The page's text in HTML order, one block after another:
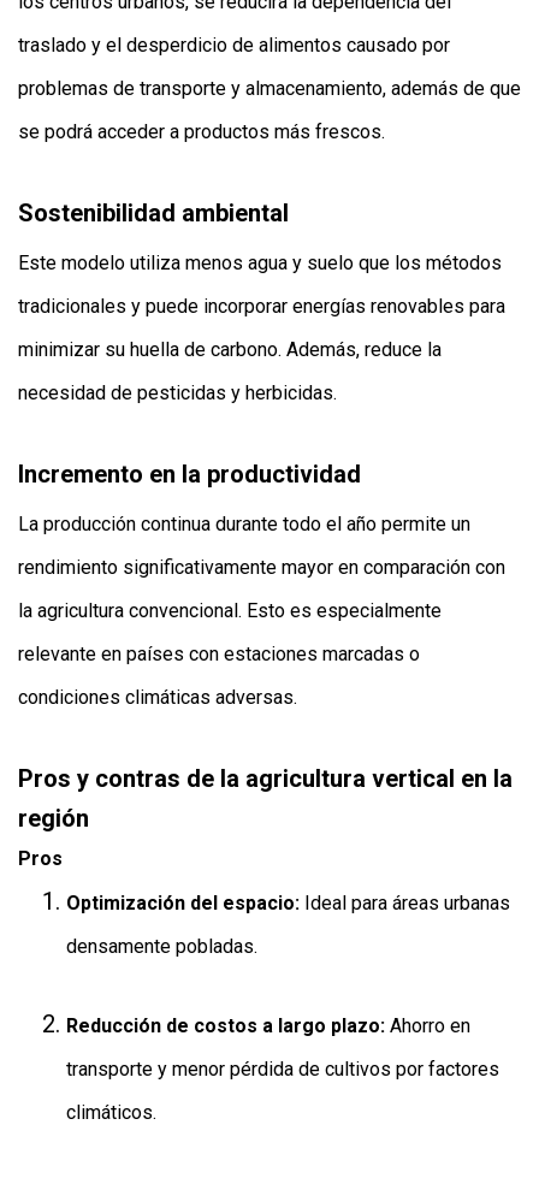
traslado y el desperdicio de alimentos causado por
problemas de transporte y almacenamiento, además de que
se podrá acceder a productos más frescos.
Sostenibilidad ambiental
Este modelo utiliza menos agua y suelo que los métodos
tradicionales y puede incorporar energías renovables para
minimizar su huella de carbono. Además, reduce la
necesidad de pesticidas y herbicidas.
Incremento en la productividad
La producción continua durante todo el año permite un
rendimiento significativamente mayor en comparación con
la agricultura convencional. Esto es especialmente
relevante en países con estaciones marcadas o
condiciones climáticas adversas.
Pros y contras de la agricultura vertical en la
región
Pros
Optimización del espacio: Ideal para áreas urbanas
densamente pobladas.
Reducción de costos a largo plazo: Ahorro en
transporte y menor pérdida de cultivos por factores
climáticos.